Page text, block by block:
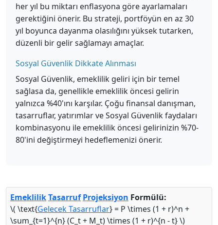
her yıl bu miktarı enflasyona göre ayarlamaları
gerektiğini önerir. Bu strateji, portföyün en az 30
yıl boyunca dayanma olasılığını yüksek tutarken,
düzenli bir gelir sağlamayı amaçlar.
Sosyal Güvenlik Dikkate Alınması
Sosyal Güvenlik, emeklilik geliri için bir temel
sağlasa da, genellikle emeklilik öncesi gelirin
yalnızca %40'ını karşılar. Çoğu finansal danışman,
tasarruflar, yatırımlar ve Sosyal Güvenlik faydaları
kombinasyonu ile emeklilik öncesi gelirinizin %70-
80'ini değiştirmeyi hedeflemenizi önerir.
EmeklilikTasarruf Projeksiyon Formülü:
\( \text{Gelecek Tasarruflar} = P \times (1 + r)^n +
\sum_{t=1}^{n} (C_t + M_t) \times (1 + r)^{n - t} \)